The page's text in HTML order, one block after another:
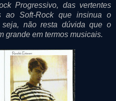
Progressivo, das vertentes
ao Soft-Rock que insinua o
não resta dúvida que o
grande em termos musicais.